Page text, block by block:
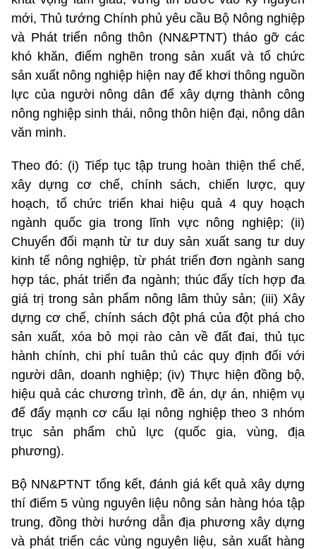
mới, Thủ tướng Chính phủ yêu cầu Bộ Nông nghiệp
và Phát triển nông thôn (NN&PTNT) tháo gỡ các
khó khăn, điểm nghẽn trong sản xuất và tổ chức
sản xuất nông nghiệp hiện nay để khơi thông nguồn
lực của người nông dân để xây dựng thành công
nông nghiệp sinh thái, nông thôn hiện đại, nông dân
văn minh.
Theo đó: (i) Tiếp tục tập trung hoàn thiện thể chế,
xây dựng cơ chế, chính sách, chiến lược, quy
hoạch, tổ chức triển khai hiệu quả 4 quy hoạch
ngành quốc gia trong lĩnh vực nông nghiệp; (ii)
Chuyển đổi mạnh từ tư duy sản xuất sang tư duy
kinh tế nông nghiệp, từ phát triển đơn ngành sang
hợp tác, phát triển đa ngành; thúc đẩy tích hợp đa
giá trị trong sản phẩm nông lâm thủy sản; (iii) Xây
dựng cơ chế, chính sách đột phá của đột phá cho
sản xuất, xóa bỏ mọi rào cản về đất đai, thủ tục
hành chính, chi phí tuân thủ các quy định đối với
người dân, doanh nghiệp; (iv) Thực hiện đồng bộ,
hiệu quả các chương trình, đề án, dự án, nhiệm vụ
để đẩy mạnh cơ cấu lại nông nghiệp theo 3 nhóm
trục sản phẩm chủ lực (quốc gia, vùng, địa
phương).
Bộ NN&PTNT tổng kết, đánh giá kết quả xây dựng
thí điểm 5 vùng nguyên liệu nông sản hàng hóa tập
trung, đồng thời hướng dẫn địa phương xây dựng
và phát triển các vùng nguyên liệu, sản xuất hàng